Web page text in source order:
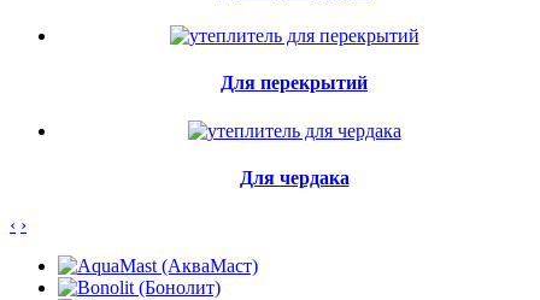
Для перекрытий
Для чердака
‹ ›